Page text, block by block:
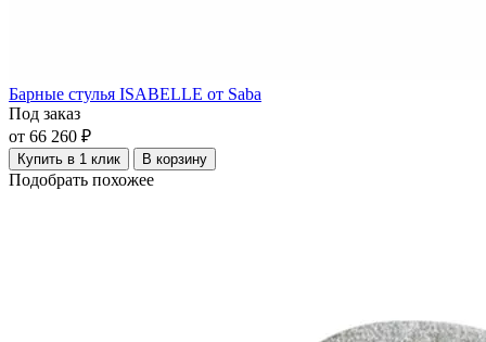
Барные стулья ISABELLE от Saba
Под заказ
от 66 260 ₽
Купить в 1 клик В корзину
Подобрать похожее